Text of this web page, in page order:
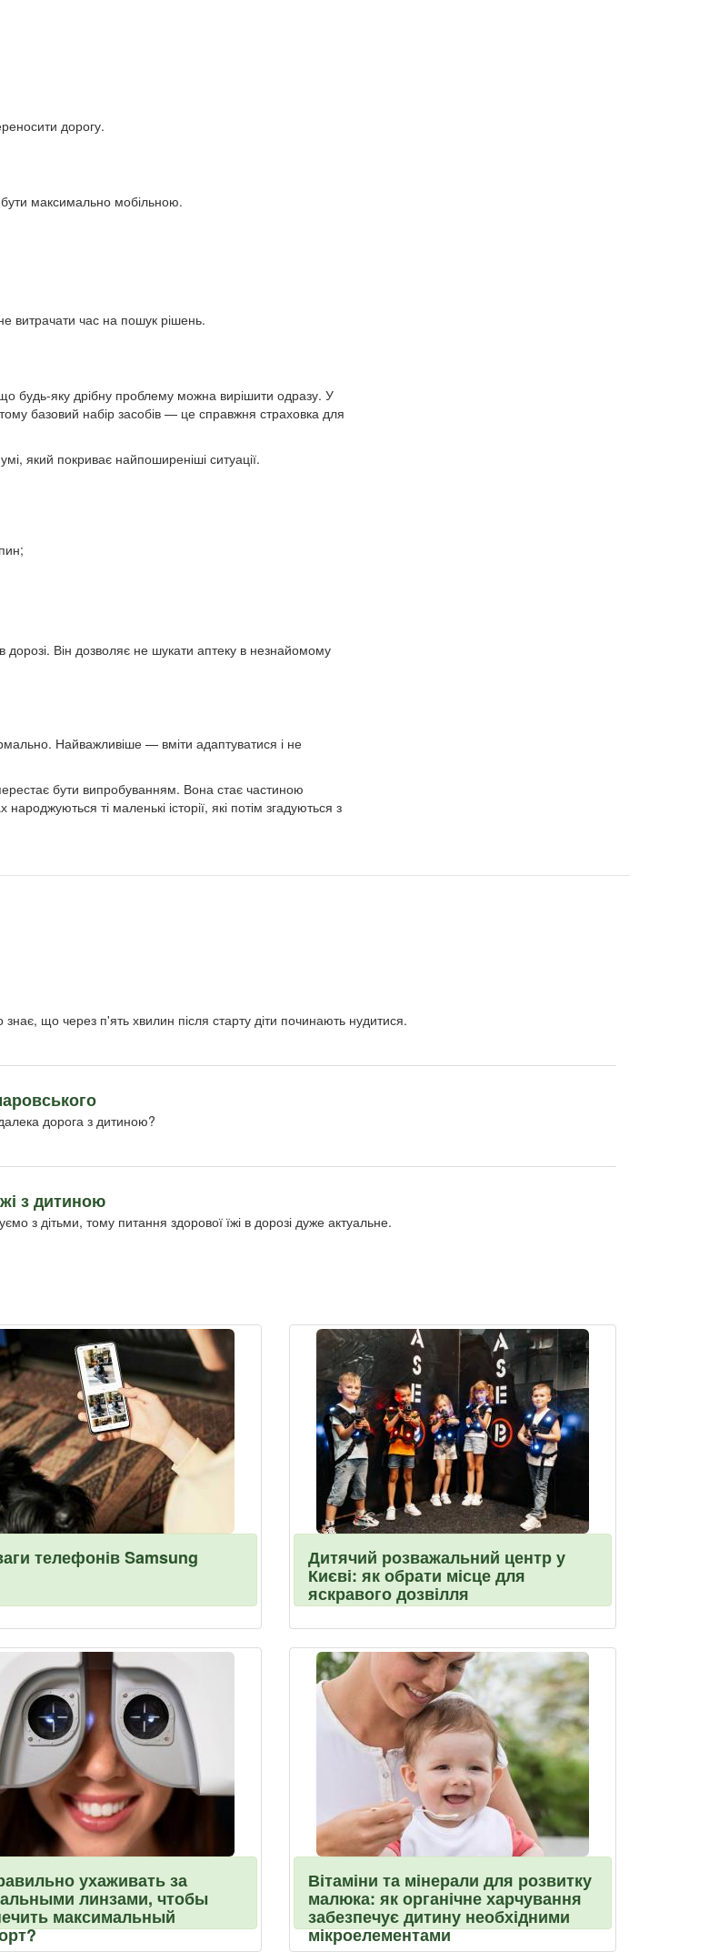
дорогу.
бути максимально мобільною.
витрачати час на пошук рішень.
будь-яку дрібну проблему можна вирішити одразу. У
базовий набір засобів — це справжня страховка для
який покриває найпоширеніші ситуації.
дорозі. Він дозволяє не шукати аптеку в незнайомому
Найважливіше — вміти адаптуватися і не
бути випробуванням. Вона стає частиною
ті маленькі історії, які потім згадуються з
що через п'ять хвилин після старту діти починають нудитися.
дорога з дитиною?
з дитиною
з дітьми, тому питання здорової їжі в дорозі дуже актуальне.
телефонів Samsung Дитячий розважальний центр у
Києві: як обрати місце для
яскравого дозвілля
ухаживать за
линзами, чтобы
максимальный
Вітаміни та мінерали для розвитку
малюка: як органічне харчування
забезпечує дитину необхідними
мікроелементами